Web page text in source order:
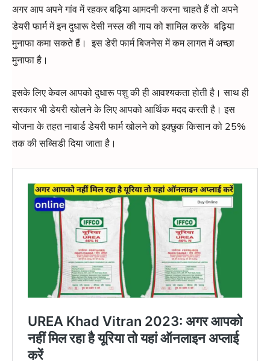
अगर आप अपने गांव में रहकर बढ़िया आमदनी करना चाहते हैं तो अपने
डेयरी फार्म में इन दुधारू देसी नस्ल की गाय को शामिल करके बढ़िया
मुनाफा कमा सकते हैं। इस डेरी फार्म बिजनेस में कम लागत में अच्छा
मुनाफा है।
इसके लिए केवल आपको दुधारू पशु की ही आवश्यकता होती है। साथ ही
सरकार भी डेयरी खोलने के लिए आपको आर्थिक मदद करती है। इस
योजना के तहत नाबार्ड डेयरी फार्म खोलने को इक्छुक किसान को 25%
तक की सब्सिडी दिया जाता है।